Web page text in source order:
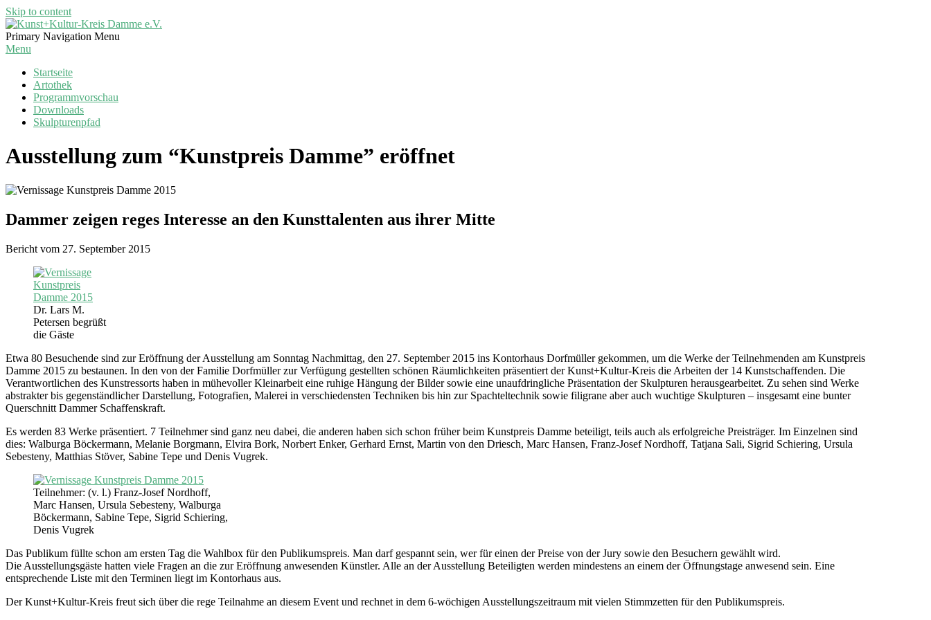
Skip to content
Kunst+Kultur-
Kreis
Primary Navigation Menu
Menu
Startseite
Artothek
Programmvorschau
Downloads
Skulpturenpfad
Ausstellung zum “Kunstpreis Damme” eröffnet
Dammer zeigen reges Interesse an den Kunsttalenten aus ihrer Mitte
Bericht vom 27. September 2015
Dr. Lars M.
Petersen begrüßt
die Gäste
Etwa 80 Besuchende sind zur Eröffnung der Ausstellung am Sonntag Nachmittag, den 27. September 2015 ins Kontorhaus Dorfmüller gekommen, um die Werke der Teilnehmenden am Kunstpreis
Damme 2015 zu bestaunen. In den von der Familie Dorfmüller zur Verfügung gestellten schönen Räumlichkeiten präsentiert der Kunst+Kultur-Kreis die Arbeiten der 14 Kunstschaffenden. Die
Verantwortlichen des Kunstressorts haben in mühevoller Kleinarbeit eine ruhige Hängung der Bilder sowie eine unaufdringliche Präsentation der Skulpturen herausgearbeitet. Zu sehen sind Werke
abstrakter bis gegenständlicher Darstellung, Fotografien, Malerei in verschiedensten Techniken bis hin zur Spachteltechnik sowie filigrane aber auch wuchtige Skulpturen – insgesamt eine bunter
Querschnitt Dammer Schaffenskraft.
Es werden 83 Werke präsentiert. 7 Teilnehmer sind ganz neu dabei, die anderen haben sich schon früher beim Kunstpreis Damme beteiligt, teils auch als erfolgreiche Preisträger. Im Einzelnen sind
dies: Walburga Böckermann, Melanie Borgmann, Elvira Bork, Norbert Enker, Gerhard Ernst, Martin von den Driesch, Marc Hansen, Franz-Josef Nordhoff, Tatjana Sali, Sigrid Schiering, Ursula
Sebesteny, Matthias Stöver, Sabine Tepe und Denis Vugrek.
Teilnehmer: (v. l.) Franz-Josef Nordhoff,
Marc Hansen, Ursula Sebesteny, Walburga
Böckermann, Sabine Tepe, Sigrid Schiering,
Denis Vugrek
Das Publikum füllte schon am ersten Tag die Wahlbox für den Publikumspreis. Man darf gespannt sein, wer für einen der Preise von der Jury sowie den Besuchern gewählt wird.
Die Ausstellungsgäste hatten viele Fragen an die zur Eröffnung anwesenden Künstler. Alle an der Ausstellung Beteiligten werden mindestens an einem der Öffnungstage anwesend sein. Eine
entsprechende Liste mit den Terminen liegt im Kontorhaus aus.
Der Kunst+Kultur-Kreis freut sich über die rege Teilnahme an diesem Event und rechnet in dem 6-wöchigen Ausstellungszeitraum mit vielen Stimmzetten für den Publikumspreis.